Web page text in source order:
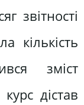
звітності
кількість
зміст
дістав